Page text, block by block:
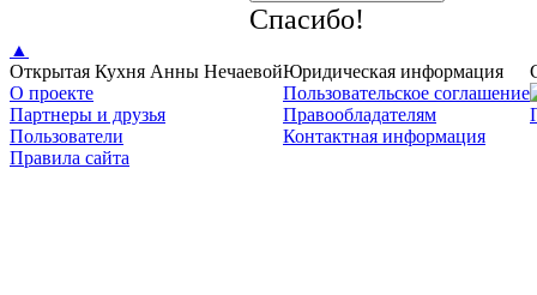
Спaсибо!
▲
Открытая Кухня Анны Нечаевой
О проекте
Партнеры и друзья
Пользователи
Правила сайта
Юридическая информация
Пользовательское соглашение
Правообладателям
Контактная информация